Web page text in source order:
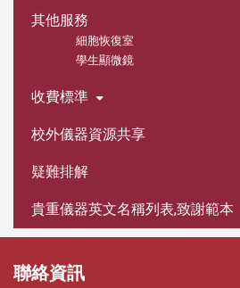
其他服務
細胞恢復室
學生顯微鏡
收費標準
校外儀器資源共享
疑難排解
貴重儀器英文名稱列表,致謝範本
聯絡資訊